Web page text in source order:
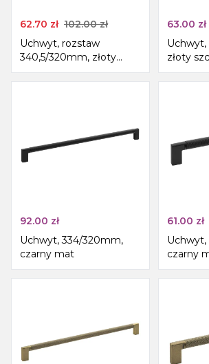
62.70 zł 102.00zł
Uchwyt, rozstaw
340,5/320mm, złoty
szczotkowany
63.00 zł
Uchwyt,
złoty
92.00 zł
Uchwyt, 334/320mm,
czarny mat
61.00 zł
Uchwyt,
czarny